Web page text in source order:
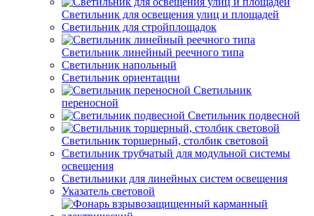
Светильник для освещения улиц и площадей
Светильник для стройплощадок
Светильник линейный реечного типа
Светильник напольный
Светильник ориентации
Светильник
переносной
Светильник подвесной
Светильник торшерный, столбик световой
Светильник трубчатый для модульной системы
освещения
Светильники для линейных систем освещения
Указатель световой